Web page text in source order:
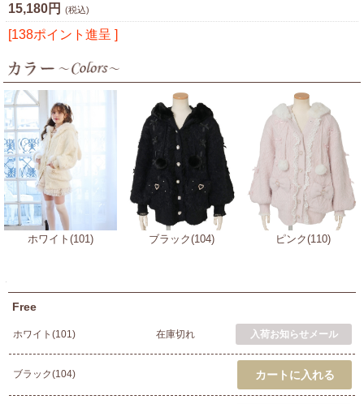
15,180円 (税込)
[138ポイント進呈 ]
ホワイト(101) ブラック(104) ピンク(110)
Free
ホワイト(101) 在庫切れ
ブラック(104)